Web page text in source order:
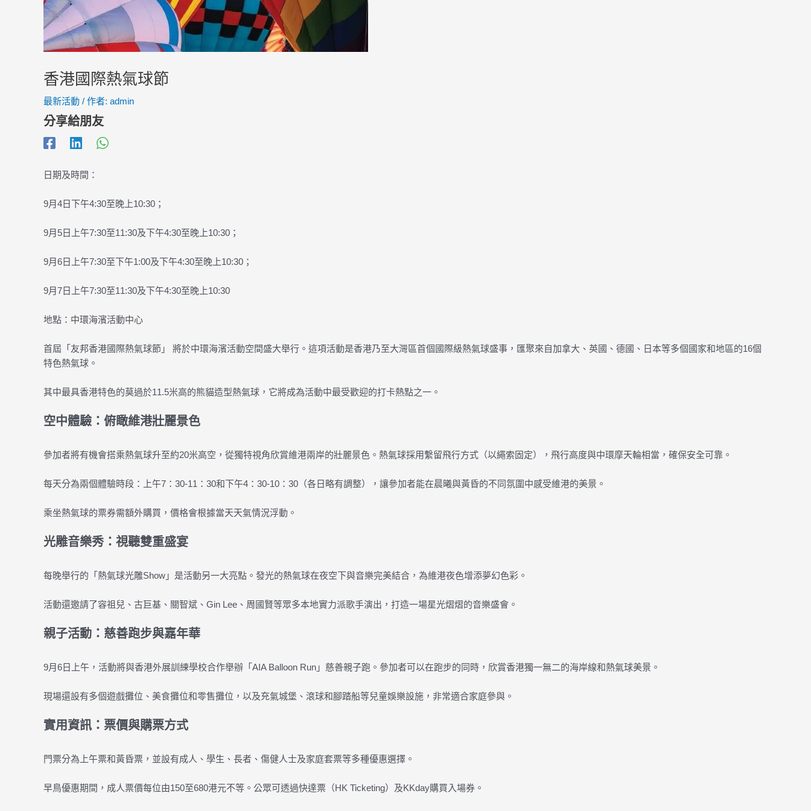
香港國際熱氣球節
最新活動 / 作者: admin
分享給朋友
日期及時間：
9月4日下午4:30至晚上10:30；
9月5日上午7:30至11:30及下午4:30至晚上10:30；
9月6日上午7:30至下午1:00及下午4:30至晚上10:30；
9月7日上午7:30至11:30及下午4:30至晚上10:30
地點：中環海濱活動中心
首屆「友邦香港國際熱氣球節」 將於中環海濱活動空間盛大舉行。這項活動是香港乃至大灣區首個國際級熱氣球盛事，匯聚來自加拿大、英國、德國、日本等多個國家和地區的16個
特色熱氣球。
其中最具香港特色的莫過於11.5米高的熊貓造型熱氣球，它將成為活動中最受歡迎的打卡熱點之一。
空中體驗：俯瞰維港壯麗景色
參加者將有機會搭乘熱氣球升至約20米高空，從獨特視角欣賞維港兩岸的壯麗景色。熱氣球採用繫留飛行方式（以繩索固定），飛行高度與中環摩天輪相當，確保安全可靠。
每天分為兩個體驗時段：上午7：30-11：30和下午4：30-10：30（各日略有調整），讓參加者能在晨曦與黃昏的不同氛圍中感受維港的美景。
乘坐熱氣球的票券需額外購買，價格會根據當天天氣情況浮動。
光雕音樂秀：視聽雙重盛宴
每晚舉行的「熱氣球光雕Show」是活動另一大亮點。發光的熱氣球在夜空下與音樂完美結合，為維港夜色增添夢幻色彩。
活動還邀請了容祖兒、古巨基、關智斌、Gin Lee、周國賢等眾多本地實力派歌手演出，打造一場星光熠熠的音樂盛會。
親子活動：慈善跑步與嘉年華
9月6日上午，活動將與香港外展訓練學校合作舉辦「AIA Balloon Run」慈善親子跑。參加者可以在跑步的同時，欣賞香港獨一無二的海岸線和熱氣球美景。
現場還設有多個遊戲攤位、美食攤位和零售攤位，以及充氣城堡、滾球和腳踏船等兒童娛樂設施，非常適合家庭參與。
實用資訊：票價與購票方式
門票分為上午票和黃昏票，並設有成人、學生、長者、傷健人士及家庭套票等多種優惠選擇。
早鳥優惠期間，成人票價每位由150至680港元不等。公眾可透過快達票（HK Ticketing）及KKday購買入場券。